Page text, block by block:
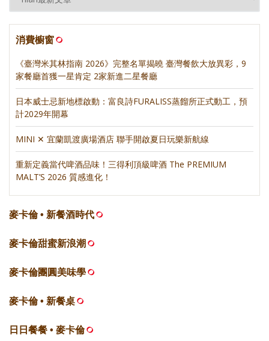
消費櫥窗
《臺灣米其林指南 2026》完整名單揭曉 臺灣餐飲大放異彩，9
家餐廳首獲一星肯定 2家新進二星餐廳
日本威士忌新地標啟動：富良詩FURALISS蒸餾所正式動工，預
計2029年開幕
MINI ✕ 宜蘭凱渡廣場酒店 聯手開啟夏日玩樂新航線
重新定義當代啤酒品味！三得利頂級啤酒 The PREMIUM
MALT’S 2026 質感進化！
麥卡倫 • 新餐酒時代
麥卡倫甜蜜新浪潮
麥卡倫團圓美味學
麥卡倫 • 新餐桌
日日餐餐 • 麥卡倫